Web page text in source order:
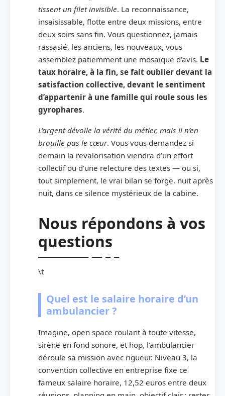
tissent un filet invisible. La reconnaissance,
insaisissable, flotte entre deux missions, entre
deux soirs sans fin. Vous questionnez, jamais
rassasié, les anciens, les nouveaux, vous
assemblez patiemment une mosaïque d’avis. Le
taux horaire, à la fin, se fait oublier devant la
satisfaction collective, devant le sentiment
d’appartenir à une famille qui roule sous les
gyrophares.
L’argent dévoile la vérité du métier, mais il n’en
brouille pas le cœur. Vous vous demandez si
demain la revalorisation viendra d’un effort
collectif ou d’une relecture des textes — ou si,
tout simplement, le vrai bilan se forge, nuit après
nuit, dans ce silence mystérieux de la cabine.
Nous répondons à vos
questions
\t
Quel est le salaire horaire d’un
ambulancier ?
Imagine, open space roulant à toute vitesse,
sirène en fond sonore, et hop, l’ambulancier
déroule sa mission avec rigueur. Niveau 3, la
convention collective en entreprise fixe ce
fameux salaire horaire, 12,52 euros entre deux